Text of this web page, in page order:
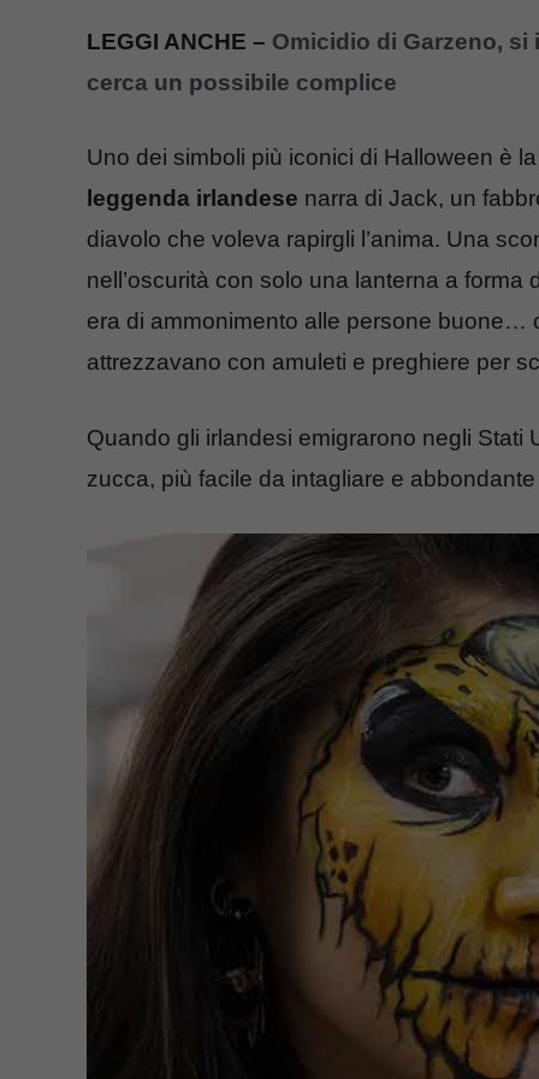
LEGGI ANCHE – Omicidio di Garzeno,
cerca un possibile complice
Uno dei simboli più iconici di Halloween è
leggenda irlandese narra di Jack, un
diavolo che voleva rapirgli l’anima. Una
nell’oscurità con solo una lanterna a
era di ammonimento alle persone buone…
attrezzavano con amuleti e preghiere per
Quando gli irlandesi emigrarono negli Stati
zucca, più facile da intagliare e